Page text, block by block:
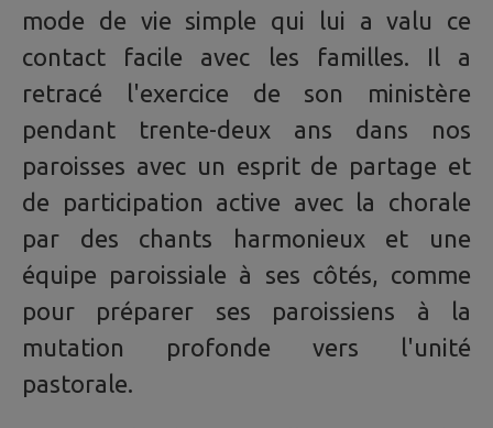
mode de vie simple qui lui a valu ce
contact facile avec les familles. Il a
retracé l'exercice de son ministère
pendant trente-deux ans dans nos
paroisses avec un esprit de partage et
de participation active avec la chorale
par des chants harmonieux et une
équipe paroissiale à ses côtés, comme
pour préparer ses paroissiens à la
mutation profonde vers l'unité
pastorale.